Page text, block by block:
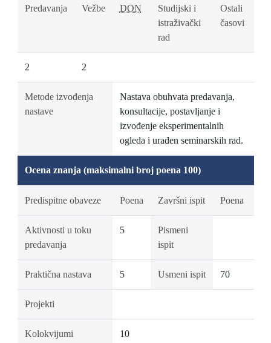
Predavanja Vežbe DON
Studijski i
istraživački
rad
Ostali
časovi
2 2
Metode izvođenja
nastave
Nastava obuhvata predavanja,
konsultacije, postavljanje i
izvođenje eksperimentalnih
ogleda i urađen seminarskih rad.
Ocena znanja (maksimalni broj poena 100)
Predispitne obaveze Poena Završni ispit Poena
Aktivnosti u toku
predavanja
5
Pismeni
ispit
Praktična nastava 5 Usmeni ispit 70
Projekti
Kolokvijumi 10